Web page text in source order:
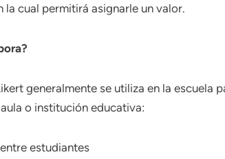
la cual permitirá asignarle un valor.
generalmente se utiliza en la escuela
o institución educativa:
estudiantes